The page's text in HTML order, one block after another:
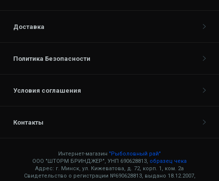
Доставка
Политика Безопасности
Условия соглашения
Контакты
Интернет-магазин "Рыболовный рай"
ООО "ШТОРМ БРИНДЖЕР", УНП 690628813, образец чека
Адрес: г. Минск, ул. Кижеватова, д. 72, корп. 1, ком. 2а
Свидетельство о регистрации №690628813, выдано 18.12.2007,